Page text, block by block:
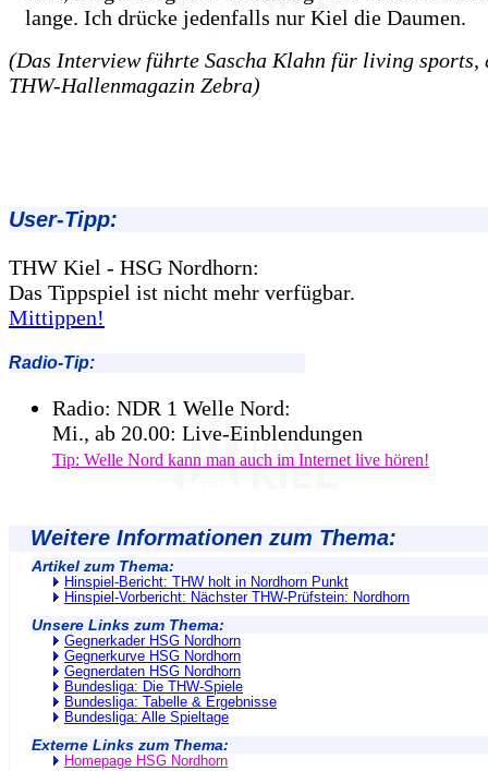
lange. Ich drücke jedenfalls nur Kiel die Daumen.
(Das Interview führte Sascha Klahn für living sports,
THW-Hallenmagazin Zebra)
User-Tipp:
THW Kiel - HSG Nordhorn:
Das Tippspiel ist nicht mehr verfügbar.
Mittippen!
Radio-Tip:
Radio: NDR 1 Welle Nord:
Mi., ab 20.00: Live-Einblendungen
Tip: Welle Nord kann man auch im Internet live hören!
Weitere Informationen zum Thema:
Artikel zum Thema:
Hinspiel-Bericht: THW holt in Nordhorn Punkt
Hinspiel-Vorbericht: Nächster THW-Prüfstein: Nordhorn
Unsere Links zum Thema:
Gegnerkader HSG Nordhorn
Gegnerkurve HSG Nordhorn
Gegnerdaten HSG Nordhorn
Bundesliga: Die THW-Spiele
Bundesliga: Tabelle & Ergebnisse
Bundesliga: Alle Spieltage
Externe Links zum Thema:
Homepage HSG Nordhorn